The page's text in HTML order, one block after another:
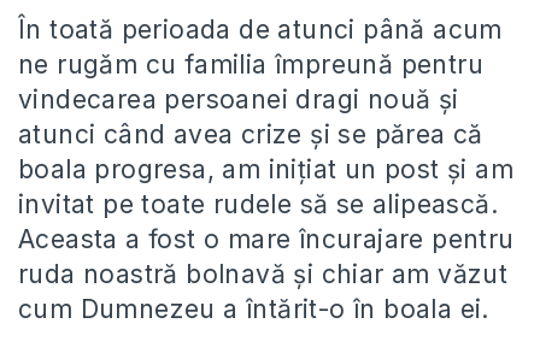
În toată perioada de atunci până acum
ne rugăm cu familia împreună pentru
vindecarea persoanei dragi nouă și
atunci când avea crize și se părea că
boala progresa, am inițiat un post și am
invitat pe toate rudele să se alipească.
Aceasta a fost o mare încurajare pentru
ruda noastră bolnavă și chiar am văzut
cum Dumnezeu a întărit-o în boala ei.